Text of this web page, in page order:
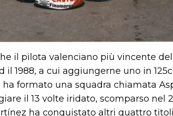
il pilota valenciano più vincente
il 1988, a cui aggiungerne uno in
formato una squadra chiamata
il 13 volte iridato, scomparso nel
ha conquistato altri quattro